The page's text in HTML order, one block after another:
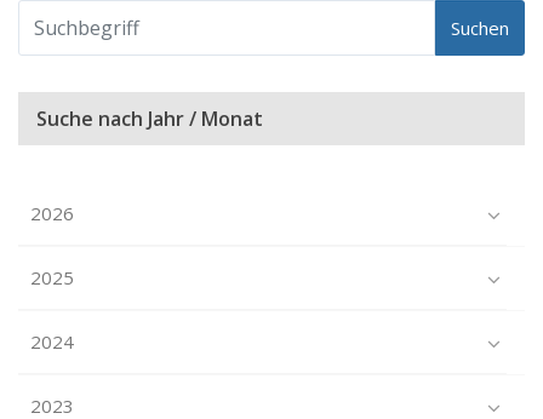
Suchen
Suche nach Jahr / Monat
2026
2025
2024
2023